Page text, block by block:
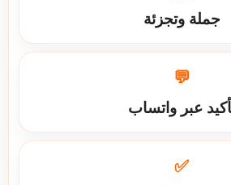
جملة وتجزئة
💬
عبر واتساب
✅